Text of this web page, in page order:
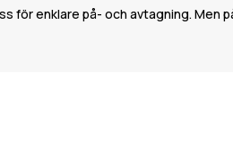
för enklare på- och avtagning. Men